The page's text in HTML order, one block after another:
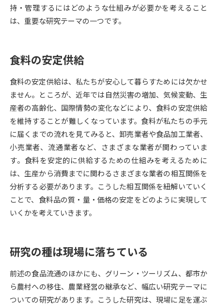
データサイエンス特集 奨学金・特待生制度特集
新学年スタート号特集ページ
（高3生用）
SELFBRAND特集ページ
オープンキャンパスなどを調べる
オープンキャンパス検索 実施プログラムから探す
来場型・Web型イベント特集
受験準備
志望校・出願校を調べる
併願校選び 受験スケジュールを立てよう
先輩が入学を決めた理由 テレメール全国一斉進学調査
持・管理するにはどのような仕組みが必要かを考えること
は、重要な研究テーマの一つです。
食料の安定供給
食料の安定供給は、私たちが安心して暮らすためには欠かせ
ません。ところが、近年では自然災害の増加、気候変動、生
産者の高齢化、国際情勢の変化などにより、食料の安定供給
を維持することが難しくなっています。食料が私たちの手元
に届くまでの流れを見てみると、卸売業者や食品加工業者、
小売業者、流通業者など、さまざまな業者が関わっていま
す。食料を安定的に供給するための仕組みを考えるために
は、生産から消費までに関わるさまざまな業者の相互関係を
分析する必要があります。こうした相互関係を紐解いていく
ことで、食料品の質・量・価格の安定をどのように実現して
いくかを考えていきます。
研究の種は現場に落ちている
前述の食品流通のほかにも、グリーン・ツーリズム、都市か
ら農村への移住、農業経営の継承など、幅広い研究テーマに
ついての研究があります。こうした研究は、現場に足を運ぶ